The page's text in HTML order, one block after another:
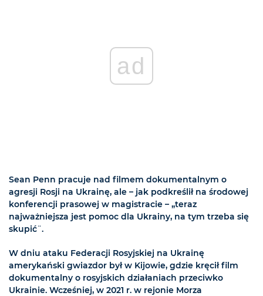
ad
Sean Penn pracuje nad filmem dokumentalnym o
agresji Rosji na Ukrainę, ale – jak podkreślił na środowej
konferencji prasowej w magistracie – „teraz
najważniejsza jest pomoc dla Ukrainy, na tym trzeba się
skupić¨.
W dniu ataku Federacji Rosyjskiej na Ukrainę
amerykański gwiazdor był w Kijowie, gdzie kręcił film
dokumentalny o rosyjskich działaniach przeciwko
Ukrainie. Wcześniej, w 2021 r. w rejonie Morza